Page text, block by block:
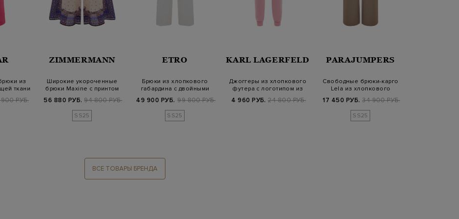
из
ткани
РУБ.
ZIMMERMANN
Широкие укороченные
брюки Maxine с принтом
56 880 РУБ. 94 800 РУБ.
SS25
ETRO
Брюки из хлопкового
габардина с двойными
49 900 РУБ. 99 800 РУБ.
SS25
KARL LAGERFELD
Джоггеры из хлопкового
футера с логотипом из
4 960 РУБ. 24 800 РУБ.
PARAJUMPERS
Свободные брюки-карго
Lela из хлопкового
17 450 РУБ. 34 900 РУБ.
SS25
ВСЕ ТОВАРЫ БРЕНДА